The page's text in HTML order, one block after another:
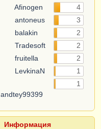
Afinogen
4
antoneus
3
balakin
2
Tradesoft
2
fruitella
2
LevkinaN
1
andtey99399
1
Информация